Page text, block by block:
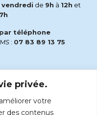
privée.
votre
des contenus
vendredi de 9h à 12h et
téléphone
: 07 83 89 13 75
sur :